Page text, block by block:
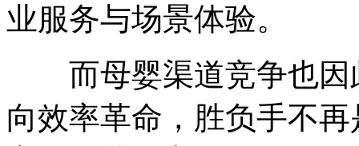
业服务与场景体验。
而母婴渠道竞争也因
向效率革命，胜负手不